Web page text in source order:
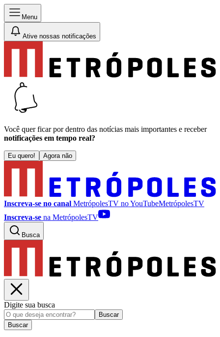
Menu
Ative nossas notificações
Você quer ficar por dentro das notícias mais importantes e receber
notificações em tempo real?
Eu quero! Agora não
Inscreva-se no canal MetrópolesTV noYouTubeMetrópolesTV
Inscreva-se na MetrópolesTV
Busca
Digite sua busca
Buscar
Buscar